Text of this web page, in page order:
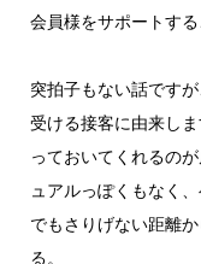
会員様をサポートする
突拍子もない話です
受ける接客に由来し
っておいてくれるの
ュアルっぽくもなく
でもさりげない距離
る。